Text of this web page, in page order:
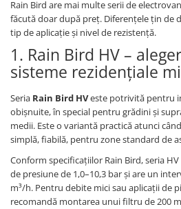
Rain Bird are mai multe serii de
făcută doar după preț. Diferențele țin de
tip de aplicație și nivel de rezistență.
1. Rain Bird HV –
sisteme rezidențiale
Seria Rain Bird HVeste potrivită pentru
obișnuite, în special pentru grădini și
medii. Este o variantă practică atunci
simplă, fiabilă, pentru zone standard de
Conform specificațiilor Rain Bird, seria
de presiune de 1,0–10,3 bar și are un
m³/h. Pentru debite mici sau aplicații de
recomandă montarea unui filtru de 200